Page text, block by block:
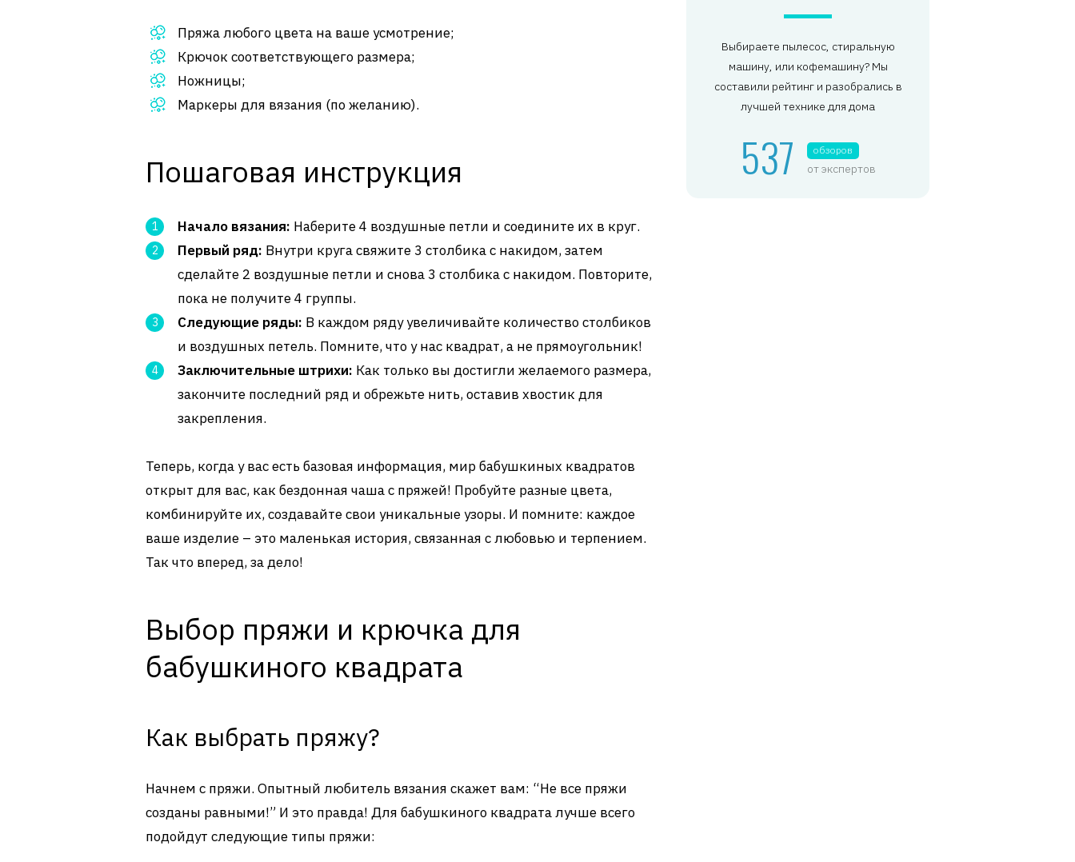
Пряжа любого цвета на ваше усмотрение;
Крючок соответствующего размера;
Ножницы;
Маркеры для вязания (по желанию).
Пошаговая инструкция
Начало вязания: Наберите 4 воздушные петли и соедините их в круг.
Первый ряд: Внутри круга свяжите 3 столбика с накидом, затем
сделайте 2 воздушные петли и снова 3 столбика с накидом. Повторите,
пока не получите 4 группы.
Следующие ряды: В каждом ряду увеличивайте количество столбиков
и воздушных петель. Помните, что у нас квадрат, а не прямоугольник!
Заключительные штрихи: Как только вы достигли желаемого размера,
закончите последний ряд и обрежьте нить, оставив хвостик для
закрепления.
Теперь, когда у вас есть базовая информация, мир бабушкиных квадратов
открыт для вас, как бездонная чаша с пряжей! Пробуйте разные цвета,
комбинируйте их, создавайте свои уникальные узоры. И помните: каждое
ваше изделие – это маленькая история, связанная с любовью и терпением.
Так что вперед, за дело!
Выбор пряжи и крючка для
бабушкиного квадрата
Как выбрать пряжу?
Начнем с пряжи. Опытный любитель вязания скажет вам: “Не все пряжи
созданы равными!” И это правда! Для бабушкиного квадрата лучше всего
подойдут следующие типы пряжи:
Выбираете пылесос, стиральную
машину, или кофемашину? Мы
составили рейтинг и разобрались в
лучшей технике для дома
537 обзоров
от экспертов